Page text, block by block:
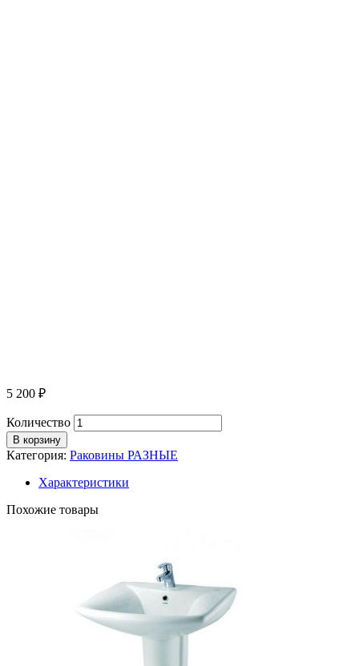
5 200 ₽
Количество
В корзину
Категория: Раковины РАЗНЫЕ
Характеристики
Похожие товары